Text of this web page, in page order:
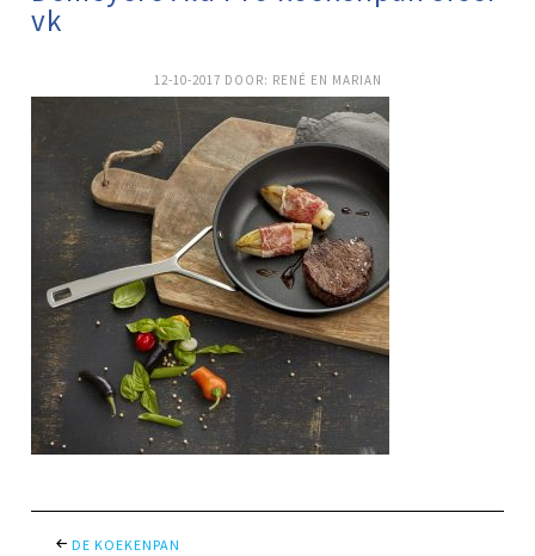
vk
12-10-2017 DOOR: RENÉ EN MARIAN
DE KOEKENPAN